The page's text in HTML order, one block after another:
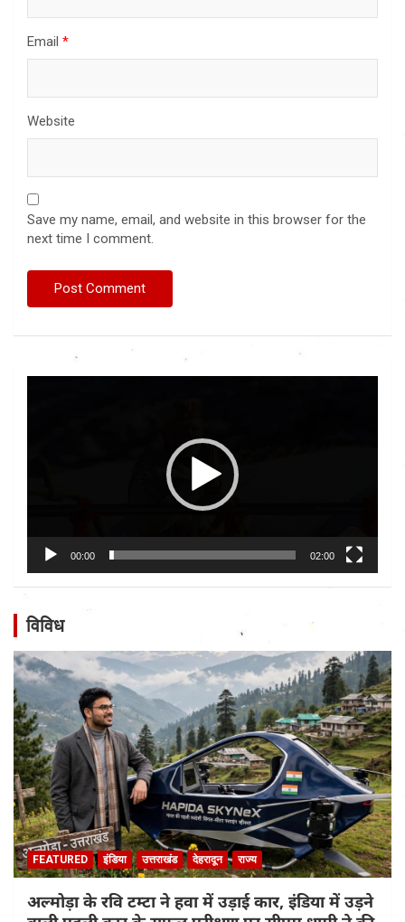
Email *
Website
Save my name, email, and website in this browser for the
next time I comment.
00:00 02:00
विविध
FEATURED इंडिया उत्तराखंड देहरादून राज्य
अल्मोड़ा के रवि टम्टा ने हवा में उड़ाई कार, इंडिया में उड़ने